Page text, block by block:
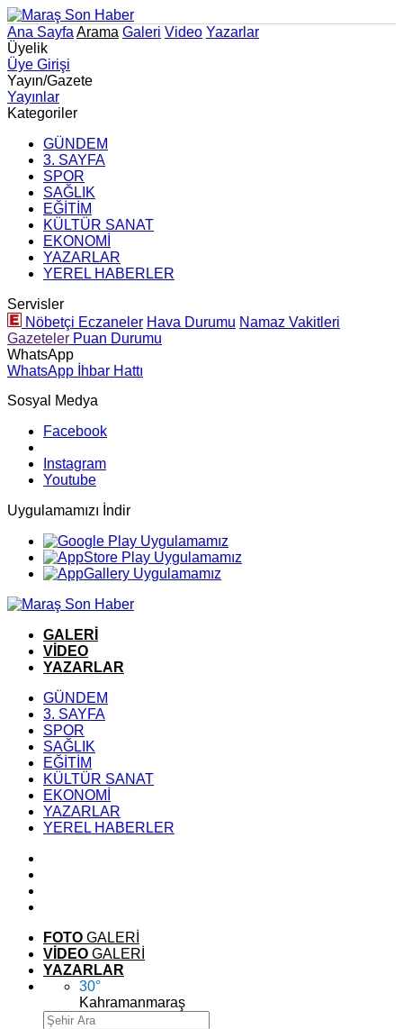
Ana Sayfa Arama Galeri Video Yazarlar
Üyelik
Üye Girişi
Yayın/Gazete
Yayınlar
Kategoriler
GÜNDEM
3. SAYFA
SPOR
SAĞLIK
EĞİTİM
KÜLTÜR SANAT
EKONOMİ
YAZARLAR
YEREL HABERLER
Servisler
Nöbetçi Eczaneler Hava Durumu Namaz Vakitleri
Gazeteler Puan Durumu
WhatsApp
WhatsApp İhbar Hattı
Sosyal Medya
Facebook
Instagram
Youtube
Uygulamamızı İndir
GALERİ
VİDEO
YAZARLAR
GÜNDEM
3. SAYFA
SPOR
SAĞLIK
EĞİTİM
KÜLTÜR SANAT
EKONOMİ
YAZARLAR
YEREL HABERLER
FOTO GALERİ
VİDEO GALERİ
YAZARLAR
30°
Kahramanmaraş